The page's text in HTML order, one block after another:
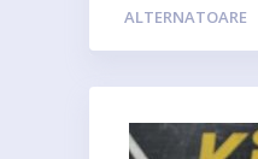
ALTERNATOARE